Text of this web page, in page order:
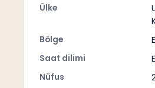
Ülke
Bölge
Saat dilimi
Nüfus